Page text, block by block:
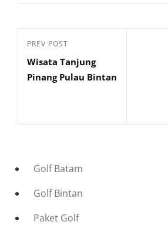
Navigasi
pos
Previous
Post
PREV POST
Wisata Tanjung
Pinang Pulau Bintan
Golf Batam
Golf Bintan
Paket Golf